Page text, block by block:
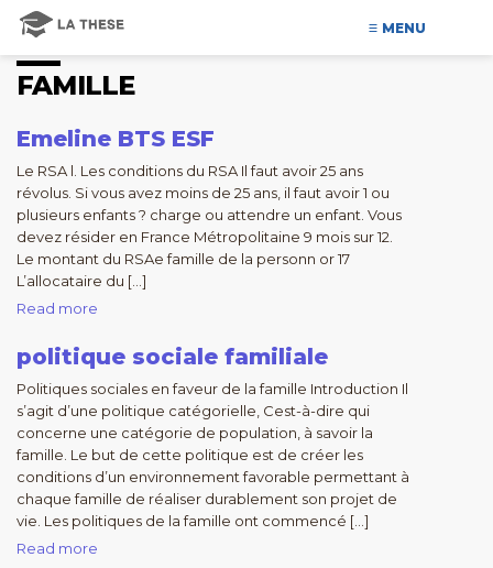
MENU
FAMILLE
Emeline BTS ESF
Le RSA l. Les conditions du RSA Il faut avoir 25 ans
révolus. Si vous avez moins de 25 ans, il faut avoir 1 ou
plusieurs enfants ? charge ou attendre un enfant. Vous
devez résider en France Métropolitaine 9 mois sur 12.
Le montant du RSAe famille de la personn or 17
L’allocataire du […]
Read more
politique sociale familiale
Politiques sociales en faveur de la famille Introduction Il
s’agit d’une politique catégorielle, Cest-à-dire qui
concerne une catégorie de population, à savoir la
famille. Le but de cette politique est de créer les
conditions d’un environnement favorable permettant à
chaque famille de réaliser durablement son projet de
vie. Les politiques de la famille ont commencé […]
Read more